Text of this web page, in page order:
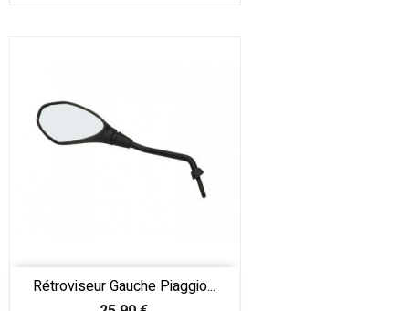
Rétroviseur Gauche Piaggio...